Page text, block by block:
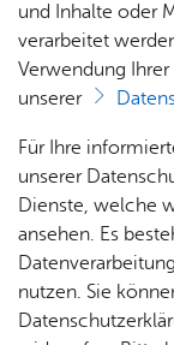
Über­sicht
Rat­
haus &
Bür­
ger­
ser­vice
Rat­
häu­ser
Nach­
rich­
ten,
& Bil­
der
In der
vielfältigen
Form
bedeutendes
der Chronik
und Inhalte oder
verarbeitet
Verwendung
unserer
Für Ihre
unserer
Dienste, welche
ansehen. Es
nutzen. Sie